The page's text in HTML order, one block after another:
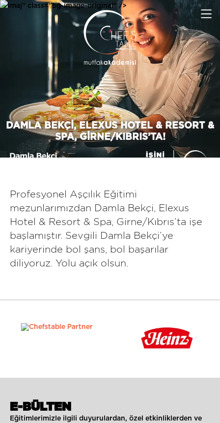
imaj" class="bg-image-original" />
DAMLA BEKÇI, ELEXUS HOTEL & RESORT &
SPA, GIRNE/KIBRIS’TA!
Profesyonel Aşçılık Eğitimi
mezunlarımızdan Damla Bekçi, Elexus
Hotel & Resort & Spa, Girne/Kıbrıs’ta işe
başlamıştır. Sevgili Damla Bekçi’ye
kariyerinde bol şans, bol başarılar
diliyoruz. Yolu açık olsun.
E-BÜLTEN
Eğitimlerimizle ilgili duyurulardan, özel etkinliklerden ve